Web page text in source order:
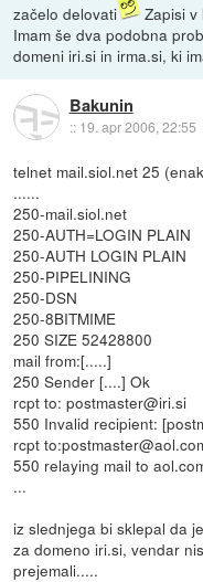
začelo delovati
Zapisi
Imam še dva podobna
domeni iri.si in irma.si, ki
Bakunin
:: 19. apr 2006, 22:55
telnet mail.siol.net 25
......
250-mail.siol.net
250-AUTH=LOGIN PLAIN
250-AUTH LOGIN PLAIN
250-PIPELINING
250-DSN
250-8BITMIME
250 SIZE 52428800
mail from:[.....]
250 Sender [....] Ok
rcpt to: postmaster@iri.si
550 Invalid recipient:
rcpt
550 relaying mail to
...
iz slednjega bi sklepal da
za domeno iri.si, vendar
prejemali.....